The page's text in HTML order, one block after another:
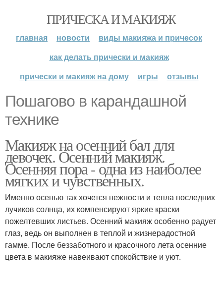
ПРИЧЕСКА И МАКИЯЖ
главная новости
виды макияжа и причесок
как делать прически и макияж
прически и макияж на дому
игры отзывы
Пошагово в карандашной
технике
Макияж на осенний бал для
девочек. Осенний макияж.
Осенняя пора - одна из наиболее
мягких и чувственных.
Именно осенью так хочется нежности и тепла последних
лучиков солнца, их компенсируют яркие краски
пожелтевших листьев. Осенний макияж особенно радует
глаз, ведь он выполнен в теплой и жизнерадостной
гамме. После беззаботного и красочного лета осенние
цвета в макияже навеивают спокойствие и уют.